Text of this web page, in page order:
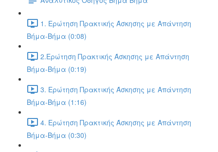
1. Ερώτηση Πρακτικής Άσκησης με Απάντηση
Βήμα-Βήμα (0:08)
2.Ερώτηση Πρακτικής Άσκησης με Απάντηση
Βήμα-Βήμα (0:19)
3. Ερώτηση Πρακτικής Άσκησης με Απάντηση
Βήμα-Βήμα (1:16)
4. Ερώτηση Πρακτικής Άσκησης με Απάντηση
Βήμα-Βήμα (0:30)